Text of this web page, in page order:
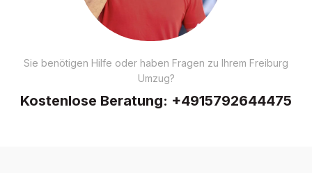
Sie benötigen Hilfe oder haben Fragen zu Ihrem Freiburg
Umzug?
Kostenlose Beratung: +4915792644475